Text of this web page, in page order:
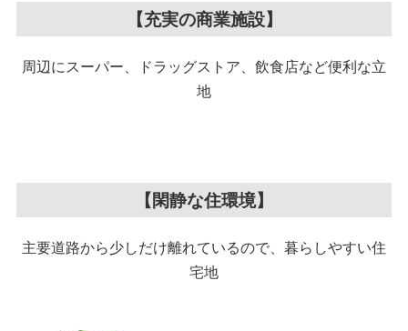
【充実の商業施設】
周辺にスーパー、ドラッグストア、飲食店など便利な立
地
【閑静な住環境】
主要道路から少しだけ離れているので、暮らしやすい住
宅地